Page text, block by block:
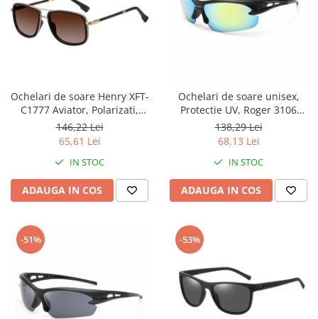
Ochelari de soare Henry XFT-
C1777 Aviator, Polarizati,
Maro
146,22 Lei
65,61 Lei
IN STOC
ADAUGA IN COS
Ochelari de soare unisex,
Protectie UV, Roger 3106
Sport,Ciclism, Negru-Albastru
138,29 Lei
68,13 Lei
IN STOC
ADAUGA IN COS
-51% -53%